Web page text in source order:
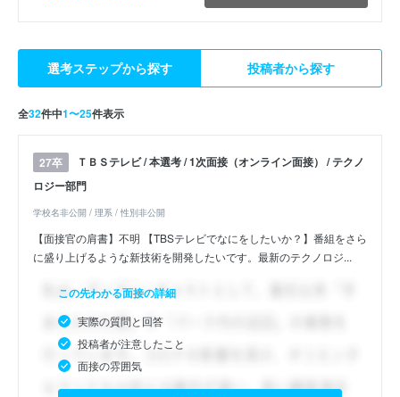
選考ステップから探す 投稿者から探す
全32件中1〜25件表示
27卒
ＴＢＳテレビ / 本選考 / 1次面接（オンライン面接） / テクノ
ロジー部門
学校名非公開 / 理系 / 性別非公開
【面接官の肩書】不明 【TBSテレビでなにをしたいか？】番組をさら
に盛り上げるような新技術を開発したいです。最新のテクノロジ...
この先わかる面接の詳細
実際の質問と回答
投稿者が注意したこと
面接の雰囲気